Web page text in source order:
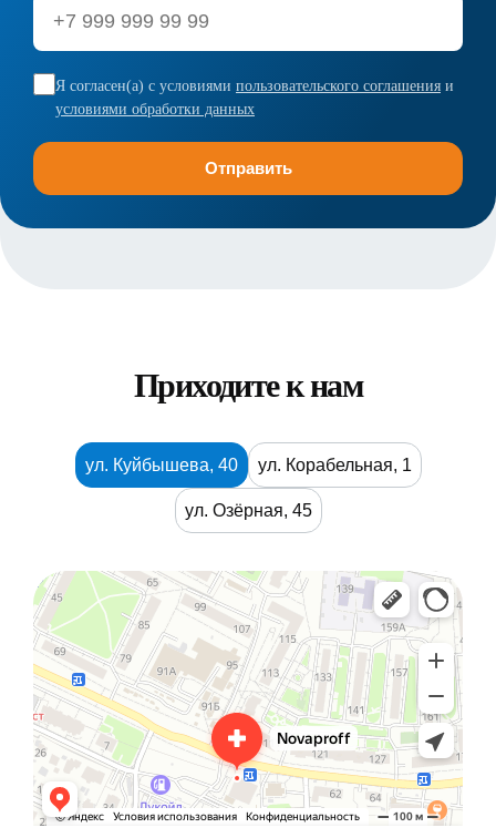
Я согласен(а) с условиями пользовательского соглашения и
условиями обработки данных
Приходите к нам
ул. Куйбышева, 40 ул. Корабельная, 1
ул. Озёрная, 45